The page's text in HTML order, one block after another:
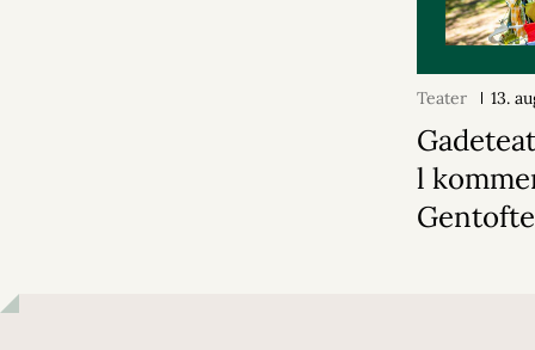
Teater 13.
l
Gentofte